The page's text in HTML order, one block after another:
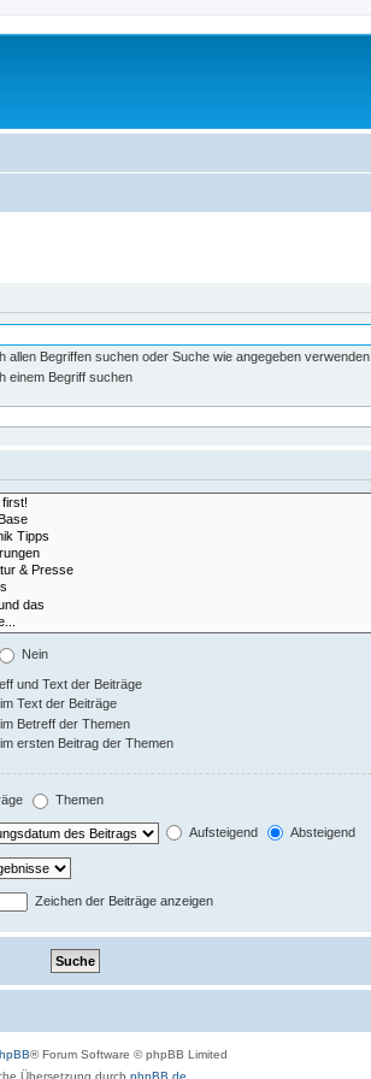
allen Begriffen suchen oder Suche wie angegeben verwenden
einem Begriff suchen
Nein
und Text der Beiträge
Text der Beiträge
Betreff der Themen
ersten Beitrag der Themen
Themen
Aufsteigend Absteigend
Zeichen der Beiträge anzeigen
® Forum Software © phpBB Limited
Übersetzung durch phpBB.de